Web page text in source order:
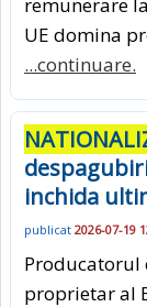
remunerare
UE domina
...continuare.
inchida
publicat 2026-07-19
Producatorul
proprietar al